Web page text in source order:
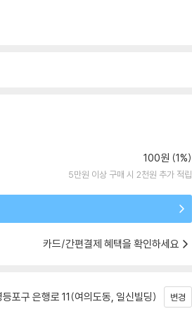
100원 (1%)
5만원 이상 구매 시 2천원 추가 적립
카드/간편결제 혜택을 확인하세요
포구 은행로 11(여의도동, 일신빌딩) 변경